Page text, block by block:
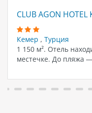
CLUB AGON HOTEL
Кемер , Турция
1 150 м². Отель
местечке. До пляжа